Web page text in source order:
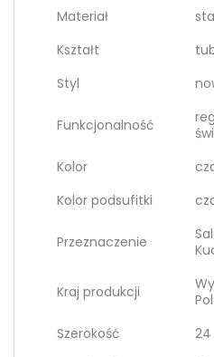
Materiał
Kształt
Styl
Funkcjonalność
Kolor
Kolor podsufitki
Przeznaczenie
Kraj produkcji
Szerokość
24